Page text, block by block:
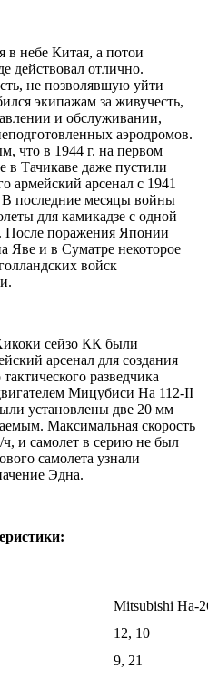
в небе Китая, а потои
действовал отлично.
не позволявшую уйти
экипажам за живучесть,
и обслуживании,
аэродромов.
что в 1944 г. на первом
в Тачикаве даже пустили
арсенал с 1941
В последние месяцы войны
для камикадзе с одной
После поражения Японии
Яве и в Суматре некоторое
войск
сейзо КК были
арсенал для создания
разведчика
Мицубиси Ha 112-II
установлены две 20 мм
Максимальная скорость
и самолет в серию не был
самолета узнали
Эдна.
Mitsubishi Ha-
12, 10
9, 21